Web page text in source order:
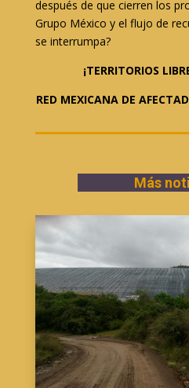
después de que cierren los
Grupo México y el flujo de
se interrumpa?
¡TERRITORIOS
RED MEXICANA DE
Más